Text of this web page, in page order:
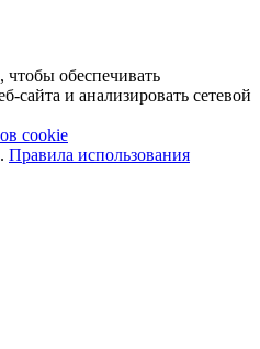
обеспечивать
сайта и анализировать сетевой
cookie
Правила использования